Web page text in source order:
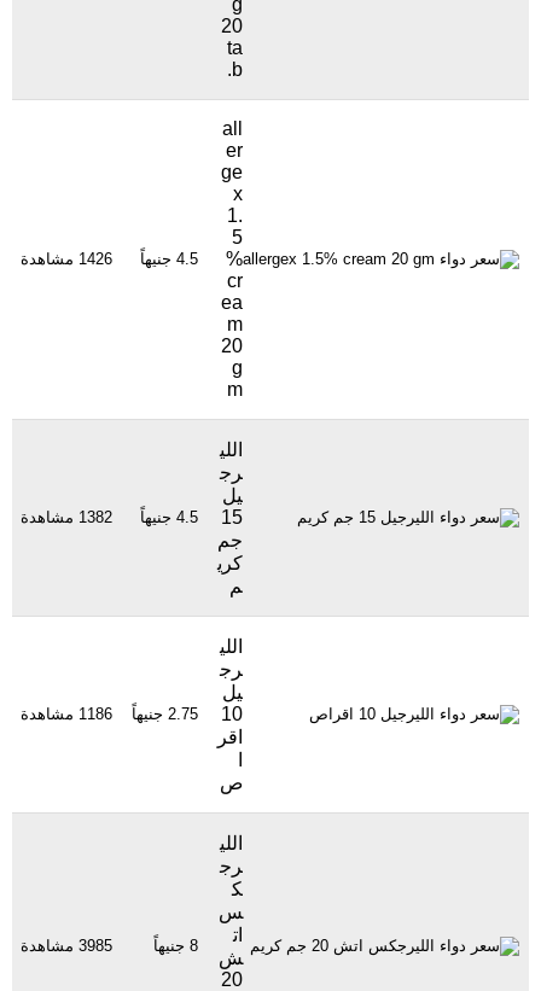
g
20
ta
b.
all
er
ge
x
1.
5
%
cr
ea
m
20
g
m
4.5 جنيهاً 1426 مشاهدة
اللي
رج
يل
15
جم
كري
م
4.5 جنيهاً 1382 مشاهدة
اللي
رج
يل
10
اقر
ص
2.75 جنيهاً 1186 مشاهدة
اللي
رج
ك
س
ات
ش
20
8 جنيهاً 3985 مشاهدة